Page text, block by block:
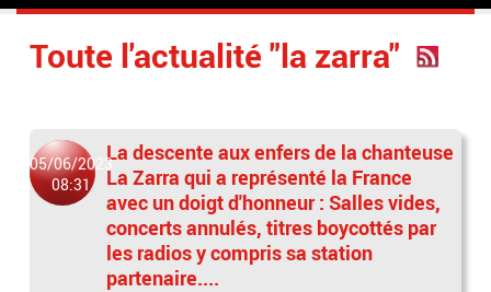
Toute l'actualité "la zarra"
05/06/2023
08:31
La descente aux enfers de la chanteuse
La Zarra qui a représenté la France
avec un doigt d'honneur : Salles vides,
concerts annulés, titres boycottés par
les radios y compris sa station
partenaire....